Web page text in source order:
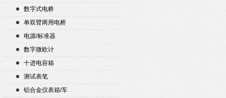
数字式电桥
单双臂两用电桥
电源/标准器
数字微欧计
十进电容箱
测试表笔
铝合金仪表箱/车